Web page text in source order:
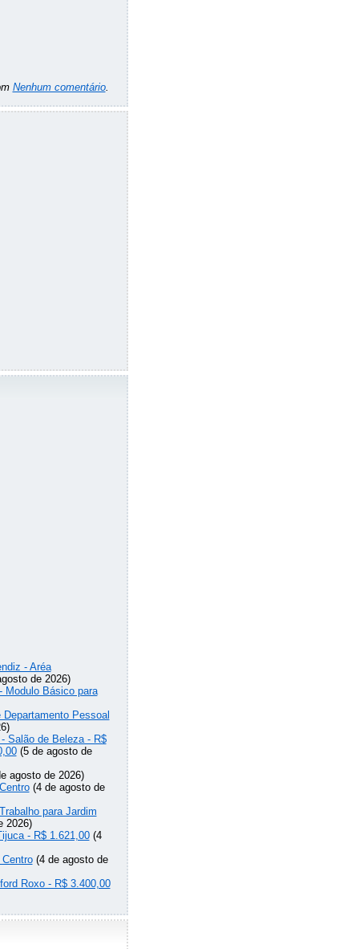
Nenhum comentário.
- Aréa
de 2026)
Modulo Básico para
Pessoal
Salão de Beleza - R$
(5 de agosto de
agosto de 2026)
(4 de agosto de
para Jardim
2026)
- R$ 1.621,00(4
(4 de agosto de
Roxo - R$ 3.400,00